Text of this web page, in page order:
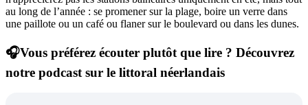
au long de l’année : se promener sur la plage, boire un verre dans
une paillote ou un café ou flaner sur le boulevard ou dans les dunes.
🎧Vous préférez écouter plutôt que lire ? Découvrez
notre podcast sur le littoral néerlandais